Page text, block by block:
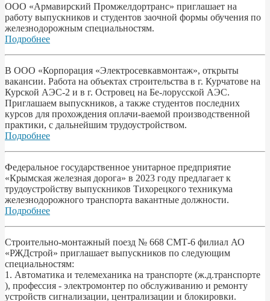
ООО «Армавирский Промжелдортранс» приглашает на
работу выпускников и студентов заочной формы обучения по
железнодорожным специальностям.
Подробнее
В ООО «Корпорация «Электросевкавмонтаж», открыты
вакансии. Работа на объектах строительства в г. Курчатове на
Курской АЭС-2 и в г. Островец на Бе-лорусской АЭС.
Приглашаем выпускников, а также студентов последних
курсов для прохождения оплачи-ваемой производственной
практики, с дальнейшим трудоустройством.
Подробнее
Федеральное государственное унитарное предприятие
«Крымская железная дорога» в 2023 году предлагает к
трудоустройству выпускников Тихорецкого техникума
железнодорожного транспорта вакантные должности.
Подробнее
Строительно-монтажный поезд № 668 СМТ-6 филиал АО
«РЖДстрой» приглашает выпускников по следующим
специальностям:
1. Автоматика и телемеханика на транспорте (ж.д.транспорте
), профессия - электромонтер по обслуживанию и ремонту
устройств сигнализации, централизации и блокировки.